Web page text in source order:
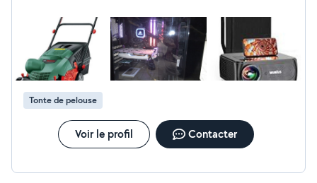
Tonte de pelouse
Voir le profil Contacter